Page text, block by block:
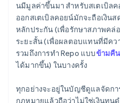
นมีมูลค่าขึ้นมา สำหรับสเตเบิล
ออกสเตเบิลคอยน์มักจะถือเงิน
หลักประกัน (เพื่อรักษาสภาพคล่
ระยะสั้น (เพื่อผลตอบแทนที่มีคว
รวมถึงการทำ Repo แบบข้ามคืน
ได้มากขึ้น) ในบางครั้ง
ทุกอย่างจะอยู่ในบัญชีดูแลจัดกา
กฎหมายแล้วถือว่าไม่ใช่เงินทุน